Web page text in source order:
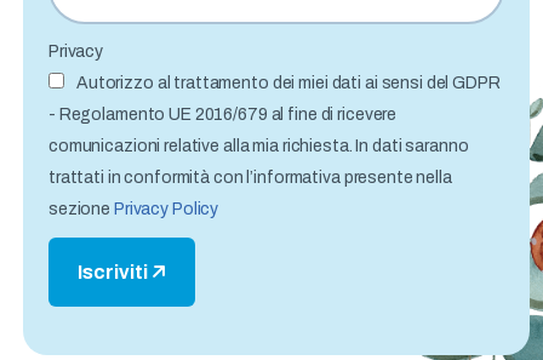
Privacy
Autorizzo al trattamento dei miei dati ai sensi del GDPR
- Regolamento UE 2016/679 al fine di ricevere
comunicazioni relative alla mia richiesta. In dati saranno
trattati in conformità con l’informativa presente nella
sezione Privacy Policy
Iscriviti